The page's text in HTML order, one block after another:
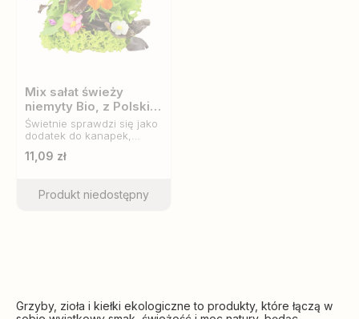
Mix sałat świeży
niemyty Bio, z Polski,
Bio Planet
Świetnie sprawdzi się jako
dodatek do kanapek,
baza do lekkich,
11,09 zł
Produkt niedostępny
Grzyby, zioła i kiełki ekologiczne to produkty, które łączą w